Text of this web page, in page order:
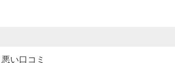
い口コミ